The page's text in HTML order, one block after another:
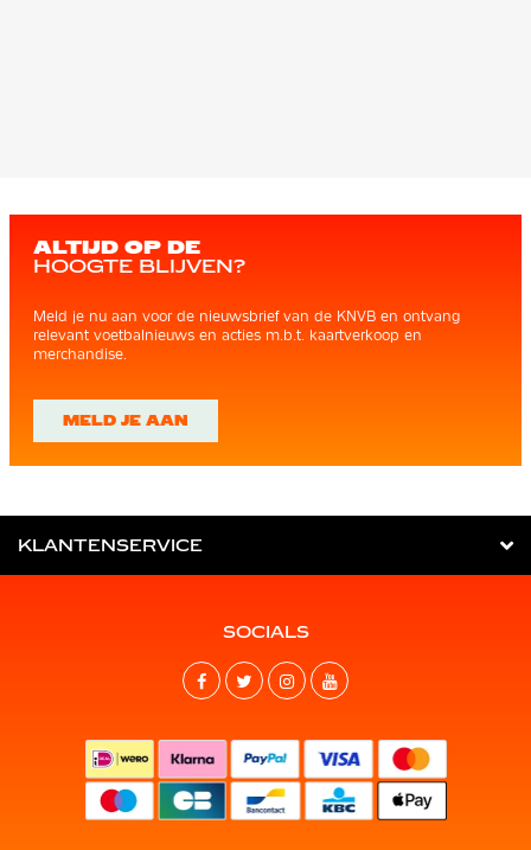
ALTIJD OP DE
HOOGTE BLIJVEN?
Meld je nu aan voor de nieuwsbrief van de KNVB en ontvang
relevant voetbalnieuws en acties m.b.t. kaartverkoop en
merchandise.
MELD JE AAN
KLANTENSERVICE
SOCIALS